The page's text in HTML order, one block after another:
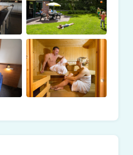
for at
bungalow online ved at vælge dit
kort. Har du spørgsmål om
foretrækker du at foretage en
Vores reception kan nås på
bungalows med numrene